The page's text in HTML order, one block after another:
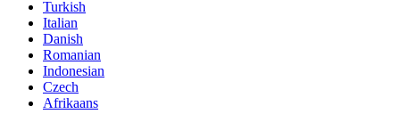
Turkish
Italian
Danish
Romanian
Indonesian
Czech
Afrikaans